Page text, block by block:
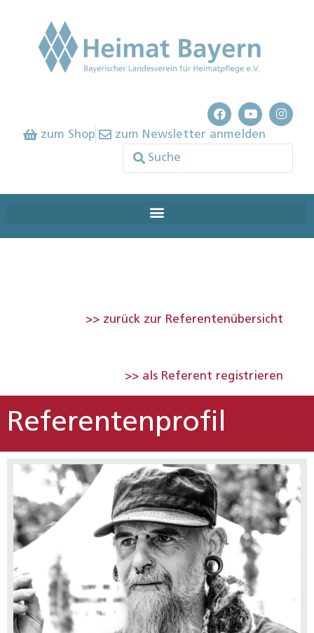
zum Shop zum Newsletter anmelden
>> zurück zur Referentenübersicht
>> als Referent registrieren
Referentenprofil